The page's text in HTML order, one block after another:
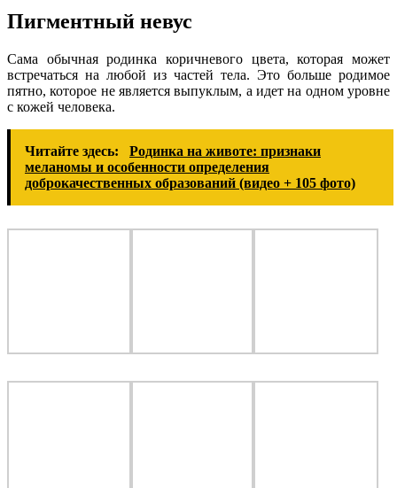
Пигментный невус
Сама обычная родинка коричневого цвета, которая может
встречаться на любой из частей тела. Это больше родимое
пятно, которое не является выпуклым, а идет на одном уровне
с кожей человека.
Читайте здесь:
Родинка на животе: признаки
меланомы и особенности определения
доброкачественных образований (видео + 105 фото)